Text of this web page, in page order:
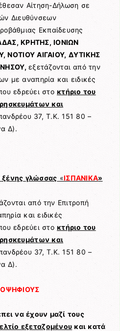
Αίτηση-Δήλωση σε
Διευθύνσεων
Εκπαίδευσης
ΚΡΗΤΗΣ, ΙΟΝΙΩΝ
ΝΟΤΙΟΥ ΑΙΓΑΙΟΥ, ΔΥΤΙΚΗΣ
εξετάζονται από την
με αναπηρία και ειδικές
εδρεύει στο κτήριο του
και
37, Τ.Κ. 151 80 –
Δ).
ξένης γλώσσας «ΙΣΠΑΝΙΚΑ»
από την Επιτροπή
και ειδικές
εδρεύει στο κτήριο του
και
37, Τ.Κ. 151 80 –
Δ).
να έχουν μαζί τους
εξεταζομένου και κατά